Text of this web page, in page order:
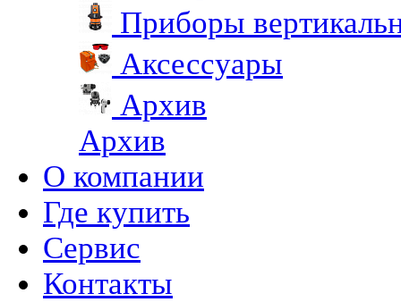
Приборы
Аксессуары
Архив
Архив
О компании
Где купить
Сервис
Контакты